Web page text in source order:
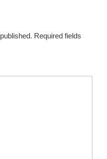
Required fields